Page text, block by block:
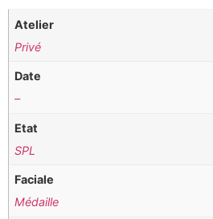
Atelier
Privé
Date
–
Etat
SPL
Faciale
Médaille